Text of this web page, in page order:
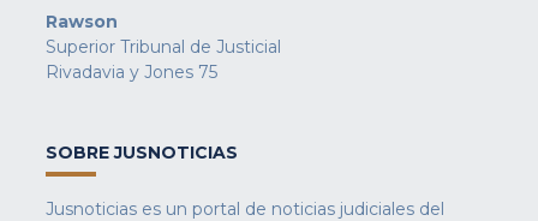
Rawson
Superior Tribunal de Justicial
Rivadavia y Jones 75
SOBRE JUSNOTICIAS
Jusnoticias es un portal de noticias judiciales del